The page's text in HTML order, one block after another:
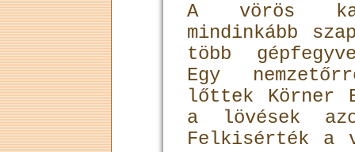
A vörös
mindinkább
több
Egy
lőttek Körner
a lövések
Felkisérték a